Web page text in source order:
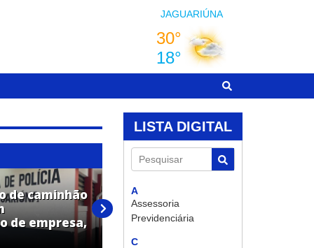
JAGUARIÚNA
LISTA DIGITAL
Pesquisar
A
Assessoria
Previdenciária
C
de caminhão
de empresa,
Adolescente é apreendido por
ato infracional análogo ao
tráfico de drogas em
Jaguariúna